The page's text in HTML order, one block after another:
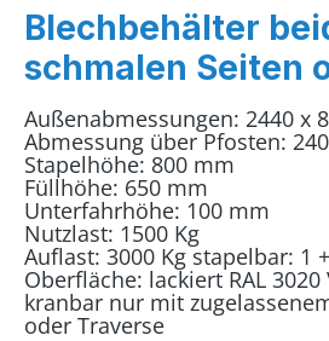
Blechbehälter
schmalen Seiten
Außenabmessungen: 2440 x
Abmessung über Pfosten:
Stapelhöhe: 800 mm
Füllhöhe: 650 mm
Unterfahrhöhe: 100 mm
Nutzlast: 1500 Kg
Auflast: 3000 Kg stapelbar: 1
Oberfläche: lackiert RAL
kranbar nur mit
oder Traverse